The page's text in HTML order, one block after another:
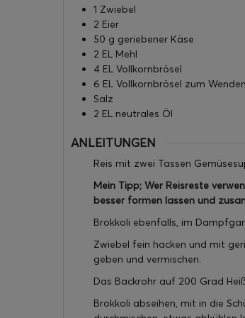
1 Zwiebel
2 Eier
50 g geriebener Käse
2 EL Mehl
4 EL Vollkornbrösel
6 EL Vollkornbrösel zum Wenden
Salz
2 EL neutrales Öl
ANLEITUNGEN
Reis mit zwei Tassen
Mein Tipp; Wer Reisreste
besser formen lassen und
Brokkoli ebenfalls, im
Zwiebel fein hacken und mit
geben und vermischen.
Das Backrohr auf 200 Grad
Brokkoli abseihen, mit in die